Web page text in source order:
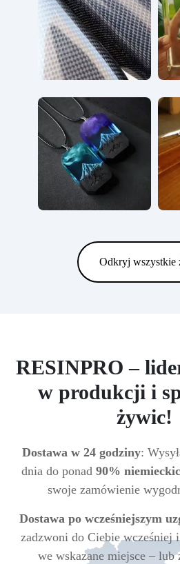
Odkryj wszystkie
RESINPRO –
w produkcji i
żywic!
Dostawa w 24 godziny:
dnia do ponad 90%
swoje zamówienie
Dostawa po wcześniejszym
zadzwoni do Ciebie wcześniej
we wskazane miejsce – lub